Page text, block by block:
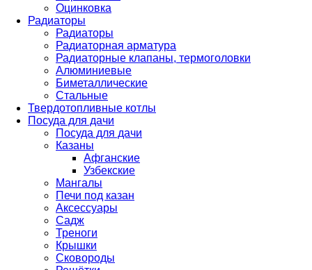
Оцинковка
Радиаторы
Радиаторы
Радиаторная арматура
Радиаторные клапаны, термоголовки
Алюминиевые
Биметаллические
Стальные
Твердотопливные котлы
Посуда для дачи
Посуда для дачи
Казаны
Афганские
Узбекские
Мангалы
Печи под казан
Аксессуары
Садж
Треноги
Крышки
Сковороды